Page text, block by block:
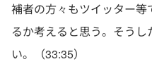
補者の方々もツイッター
るか考えると思う。そう
い。（33:35）